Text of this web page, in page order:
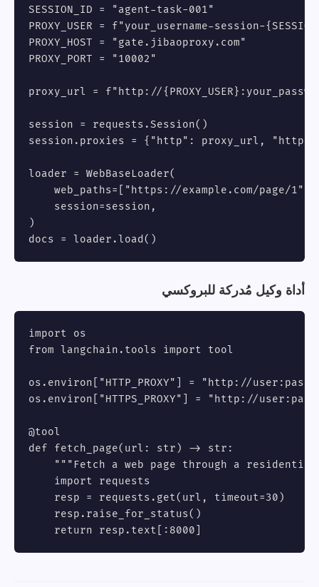
SESSION_ID = "agent-task-001"
PROXY_USER = f"your_username-session-
PROXY_HOST = "gate.jibaoproxy.com"
PROXY_PORT = "10002"
proxy_url = f"http://
session = requests.Session()
session.proxies = {"http": proxy_url,
loader = WebBaseLoader(
web_paths=["https://example.com/page/1",
    session=session,
)
docs = loader.load()
أداة وكيل مُدركة للبروكسي
import os
from langchain.tools import tool
os.environ["HTTP_PROXY"] = "http://user:
os.environ["HTTPS_PROXY"] = "http://user:
@tool
def fetch_page(url: str) -> str:
"""Fetch a web page through a
    import requests
    resp = requests.get(url, timeout=30)
    resp.raise_for_status()
    return resp.text[:8000]